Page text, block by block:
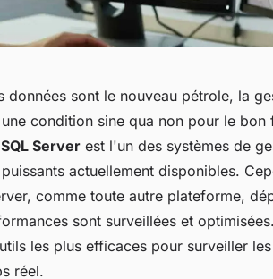
données sont le nouveau pétrole, la
condition sine qua non pour le
Server est l'un des systèmes de
actuellement disponibles.
comme toute autre plateforme,
sont surveillées et
les plus efficaces pour surveiller
réel.